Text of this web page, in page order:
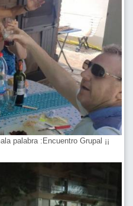
palabra :Encuentro Grupal ¡¡